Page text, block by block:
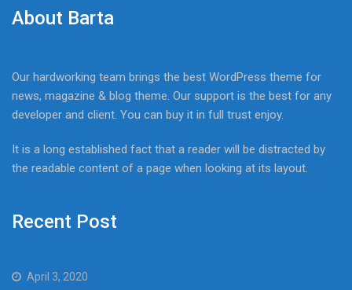
About Barta
Our hardworking team brings the best WordPress theme for
news, magazine & blog theme. Our support is the best for any
developer and client. You can buy it in full trust enjoy.
It is a long established fact that a reader will be distracted by
the readable content of a page when looking at its layout.
Recent Post
April 3, 2020